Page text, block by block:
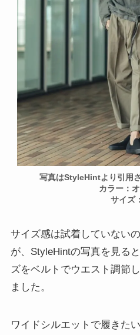
写真はStyleHintより引用
カラー：
サイズ
サイズ感は試着していない
が、StyleHintの写真を見る
ズをベルトでウエスト調節
ました。
ワイドシルエットで履きた